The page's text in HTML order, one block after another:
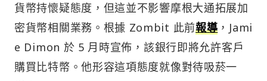
貨幣持懷疑態度，但這並不影響摩根大通拓展加
密貨幣相關業務。根據 Zombit 此前報導 ，Jami
e Dimon 於 5 月時宣佈，該銀行即將允許客戶
購買比特幣。他形容這項態度就像對待吸菸一